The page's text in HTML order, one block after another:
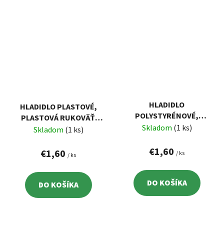
HLADIDLO PLASTOVÉ,
PLASTOVÁ RUKOVÄŤ,
270X130MM
Skladom (1 ks)
€1,60 / ks
DO KOŠÍKA
HLADIDLO
POLYSTYRÉNOVÉ,
270X130MM
Skladom (1 ks)
€1,60 / ks
DO KOŠÍKA